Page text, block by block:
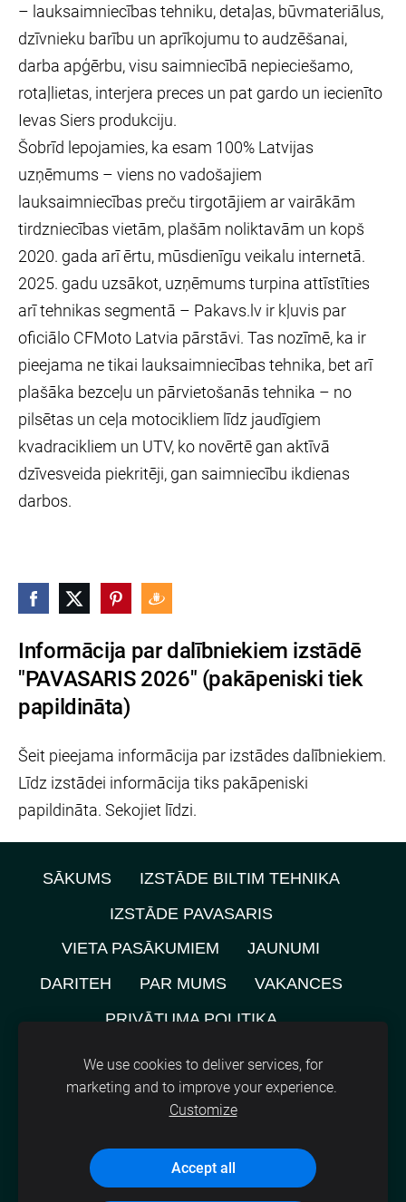
Informācija par dalībniekiem izstādē
"PAVASARIS 2026" (pakāpeniski tiek
papildināta)
Šeit pieejama informācija par izstādes dalībniekiem.
Līdz izstādei informācija tiks pakāpeniski
papildināta. Sekojiet līdzi.
– lauksaimniecības tehniku, detaļas, būvmateriālus,
dzīvnieku barību un aprīkojumu to audzēšanai,
darba apģērbu, visu saimniecībā nepieciešamo,
rotaļlietas, interjera preces un pat gardo un iecienīto
Ievas Siers produkciju.
Šobrīd lepojamies, ka esam 100% Latvijas
uzņēmums – viens no vadošajiem
lauksaimniecības preču tirgotājiem ar vairākām
tirdzniecības vietām, plašām noliktavām un kopš
2020. gada arī ērtu, mūsdienīgu veikalu internetā.
2025. gadu uzsākot, uzņēmums turpina attīstīties
arī tehnikas segmentā – Pakavs.lv ir kļuvis par
oficiālo CFMoto Latvia pārstāvi. Tas nozīmē, ka ir
pieejama ne tikai lauksaimniecības tehnika, bet arī
plašāka bezceļu un pārvietošanās tehnika – no
pilsētas un ceļa motocikliem līdz jaudīgiem
kvadracikliem un UTV, ko novērtē gan aktīvā
dzīvesveida piekritēji, gan saimniecību ikdienas
darbos.
SĀKUMS
IZSTĀDE BILTIM TEHNIKA
IZSTĀDE PAVASARIS
VIETA PASĀKUMIEM
JAUNUMI
DARITEH
PAR MUMS
VAKANCES
PRIVĀTUMA POLITIKA
NOMNIEKU KARTE
KONTAKTI
SĪKDATNES
©2021, SIA A.M.L.
We use cookies to deliver services, for
marketing and to improve your experience.
Customize
Accept all